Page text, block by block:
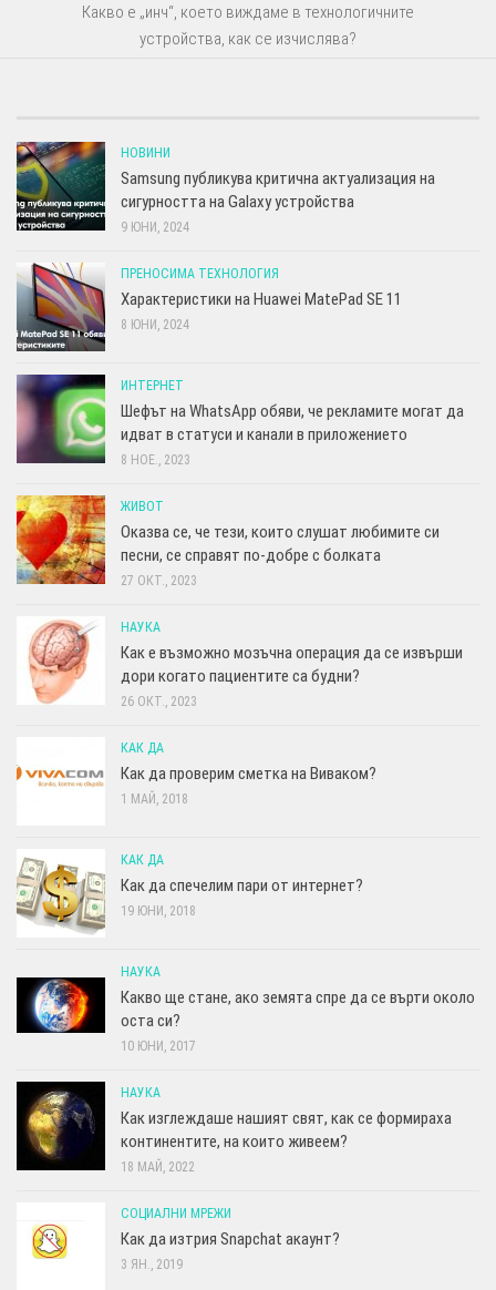
Какво е „инч“, което виждаме в технологичните
устройства, как се изчислява?
НОВИНИ
Samsung публикува критична актуализация на
сигурността на Galaxy устройства
9 ЮНИ, 2024
ПРЕНОСИМА ТЕХНОЛОГИЯ
Характеристики на Huawei MatePad SE 11
8 ЮНИ, 2024
ИНТЕРНЕТ
Шефът на WhatsApp обяви, че рекламите могат да
идват в статуси и канали в приложението
8 НОЕ., 2023
ЖИВОТ
Оказва се, че тези, които слушат любимите си
песни, се справят по-добре с болката
27 ОКТ., 2023
НАУКА
Как е възможно мозъчна операция да се извърши
дори когато пациентите са будни?
26 ОКТ., 2023
КАК ДА
Как да проверим сметка на Виваком?
1 МАЙ, 2018
КАК ДА
Как да спечелим пари от интернет?
19 ЮНИ, 2018
НАУКА
Какво ще стане, ако земята спре да се върти около
оста си?
10 ЮНИ, 2017
НАУКА
Как изглеждаше нашият свят, как се формираха
континентите, на които живеем?
18 МАЙ, 2022
СОЦИАЛНИ МРЕЖИ
Как да изтрия Snapchat акаунт?
3 ЯН., 2019